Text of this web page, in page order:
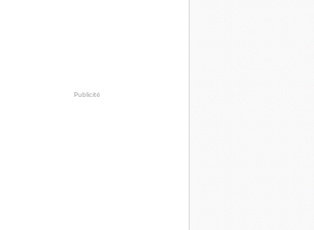
Publicité